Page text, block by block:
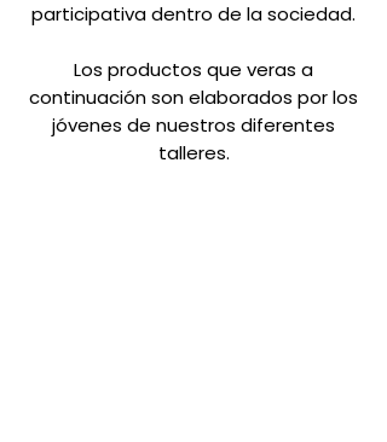
participativa dentro de la sociedad.
Los productos que veras a
continuación son elaborados por los
jóvenes de nuestros diferentes
talleres.